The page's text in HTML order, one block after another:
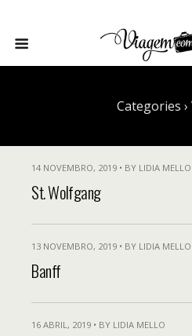
Categories ›
14 NOVEMBRO, 2019 • BY LIDIA MELLO
St. Wolfgang
13 NOVEMBRO, 2019 • BY LIDIA MELLO
Banff
16 ABRIL, 2019 • BY LIDIA MELLO